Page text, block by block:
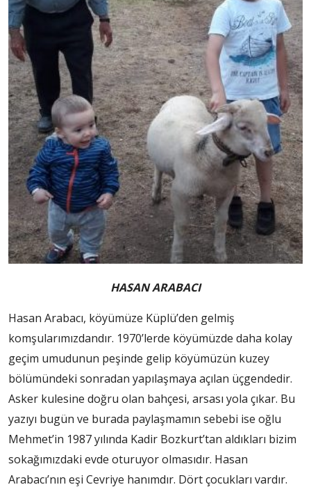
HASAN ARABACI
Hasan Arabacı, köyümüze Küplü’den gelmiş
komşularımızdandır. 1970’lerde köyümüzde daha kolay
geçim umudunun peşinde gelip köyümüzün kuzey
bölümündeki sonradan yapılaşmaya açılan üçgendedir.
Asker kulesine doğru olan bahçesi, arsası yola çıkar. Bu
yazıyı bugün ve burada paylaşmamın sebebi ise oğlu
Mehmet’in 1987 yılında Kadir Bozkurt’tan aldıkları bizim
sokağımızdaki evde oturuyor olmasıdır. Hasan
Arabacı’nın eşi Cevriye hanımdır. Dört çocukları vardır.